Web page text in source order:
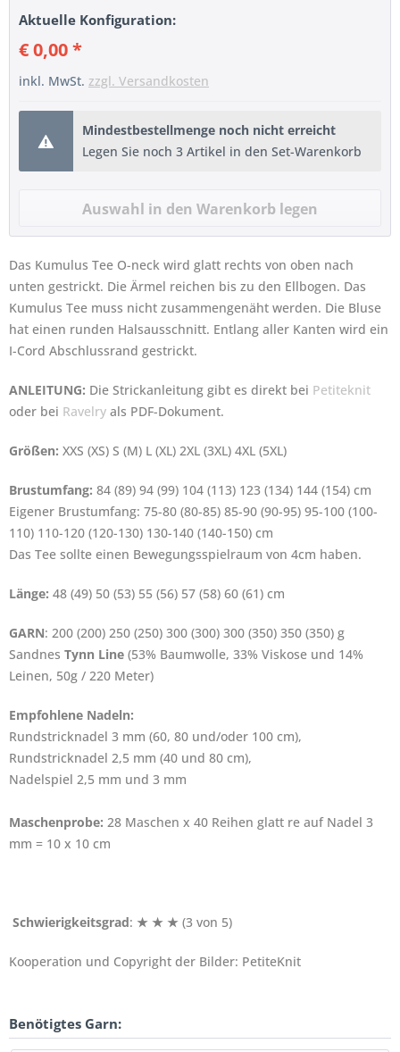
Aktuelle Konfiguration:
€ 0,00 *
inkl. MwSt. zzgl. Versandkosten
Mindestbestellmenge noch nicht erreicht
Legen Sie noch 3 Artikel in den Set-Warenkorb
Das Kumulus Tee O-neck wird glatt rechts von oben nach
unten gestrickt. Die Ärmel reichen bis zu den Ellbogen. Das
Kumulus Tee muss nicht zusammengenäht werden. Die Bluse
hat einen runden Halsausschnitt. Entlang aller Kanten wird ein
I-Cord Abschlussrand gestrickt.
ANLEITUNG: Die Strickanleitung gibt es direkt bei Petiteknit
oder bei Ravelry als PDF-Dokument.
Größen: XXS (XS) S (M) L (XL) 2XL (3XL) 4XL (5XL)
Brustumfang: 84 (89) 94 (99) 104 (113) 123 (134) 144 (154) cm
Eigener Brustumfang: 75-80 (80-85) 85-90 (90-95) 95-100 (100-
110) 110-120 (120-130) 130-140 (140-150) cm
Das Tee sollte einen Bewegungsspielraum von 4cm haben.
Länge: 48 (49) 50 (53) 55 (56) 57 (58) 60 (61) cm
GARN: 200 (200) 250 (250) 300 (300) 300 (350) 350 (350) g
Sandnes Tynn Line (53% Baumwolle, 33% Viskose und 14%
Leinen, 50g / 220 Meter)
Empfohlene Nadeln:
Rundstricknadel 3 mm (60, 80 und/oder 100 cm),
Rundstricknadel 2,5 mm (40 und 80 cm),
Nadelspiel 2,5 mm und 3 mm
Maschenprobe: 28 Maschen x 40 Reihen glatt re auf Nadel 3
mm = 10 x 10 cm
Schwierigkeitsgrad: ★ ★ ★ (3 von 5)
Kooperation und Copyright der Bilder: PetiteKnit
Benötigtes Garn: